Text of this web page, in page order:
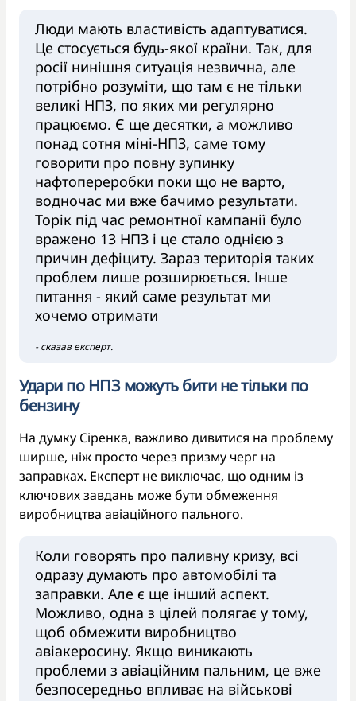
Люди мають властивість адаптуватися.
Це стосується будь-якої країни. Так, для
росії нинішня ситуація незвична, але
потрібно розуміти, що там є не тільки
великі НПЗ, по яких ми регулярно
працюємо. Є ще десятки, а можливо
понад сотня міні-НПЗ, саме тому
говорити про повну зупинку
нафтопереробки поки що не варто,
водночас ми вже бачимо результати.
Торік під час ремонтної кампанії було
вражено 13 НПЗ і це стало однією з
причин дефіциту. Зараз територія таких
проблем лише розширюється. Інше
питання - який саме результат ми
хочемо отримати
- сказав експерт.
Удари по НПЗ можуть бити не тільки по
бензину
На думку Сіренка, важливо дивитися на проблему
ширше, ніж просто через призму черг на
заправках. Експерт не виключає, що одним із
ключових завдань може бути обмеження
виробництва авіаційного пального.
Коли говорять про паливну кризу, всі
одразу думають про автомобілі та
заправки. Але є ще інший аспект.
Можливо, одна з цілей полягає у тому,
щоб обмежити виробництво
авіакеросину. Якщо виникають
проблеми з авіаційним пальним, це вже
безпосередньо впливає на військові